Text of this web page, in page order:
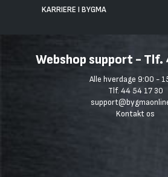
KARRIERE I BYGMA
Webshop support -
Alle hverdage 9:00 -
Tlf. 44 54 17 30
Kontakt os